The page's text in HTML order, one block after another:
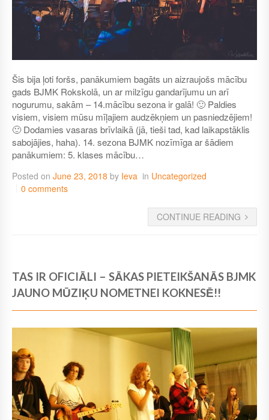
Šis bija ļoti foršs, panākumiem bagāts un aizraujošs mācību
gads BJMK Rokskolā, un ar milzīgu gandarījumu un arī
nogurumu, sakām – 14.mācību sezona ir galā! 🙂 Paldies
visiem, visiem mūsu mīļajiem audzēkņiem un pasniedzējiem!
🙂 Dodamies vasaras brīvlaikā (jā, tieši tad, kad laikapstāklis
sabojājies, haha). 14. sezona BJMK nozīmīga ar šādiem
panākumiem: 5. klases mācību…
Posted on June 23, 2018 by Ieva in Uncategorized
0 comments
CONTINUE READING
TAS IR OFICIĀLI – SĀKAS PIETEIKŠANĀS BJMK
JAUNO MŪZIĶU NOMETNEI KOKNESĒ!!